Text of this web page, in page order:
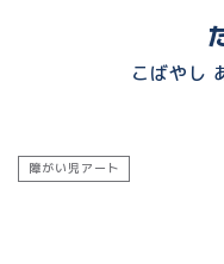
こばやし
障がい児アート